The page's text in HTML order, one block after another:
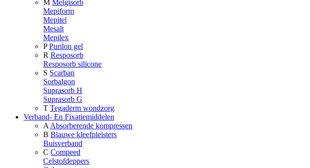
M Melgisorb
Mepiform
Mepitel
Mesalt
Mepilex
P Purilon gel
R Resposorb
Resposorb silicone
S Scarban
Sorbalgon
Suprasorb H
Suprasorb G
T Tegaderm wondzorg
Verband- En Fixatiemiddelen
A Absorberende kompressen
B Blauwe kleefpleisters
Buisverband
C Compeed
Celstofdeppers